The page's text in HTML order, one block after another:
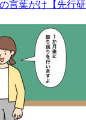
言葉がけ【先行研